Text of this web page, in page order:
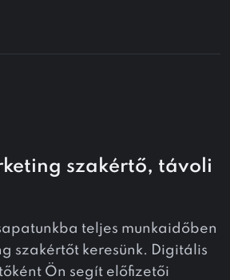
szakértő, távoli
teljes munkaidőben
szakértőt keresünk. Digitális
Ön segít előfizetői